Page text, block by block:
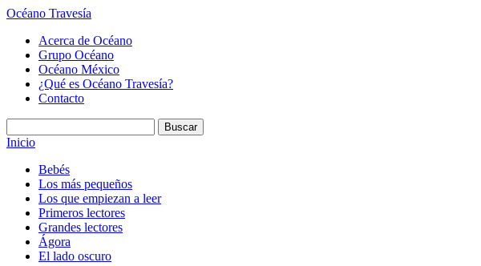
Océano Travesía
Acerca de Océano
Grupo Océano
Océano México
¿Qué es Océano Travesía?
Contacto
Inicio
Bebés
Los más pequeños
Los que empiezan a leer
Primeros lectores
Grandes lectores
Ágora
El lado oscuro